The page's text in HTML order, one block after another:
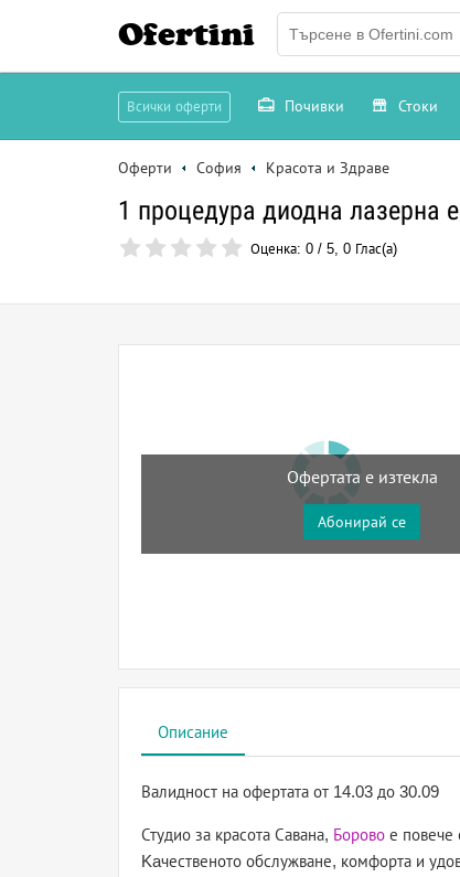
Ofertini
Всички оферти Почивки Стоки
Оферти София Красота и Здраве
1 процедура диодна лазерна
Оценка: 0 / 5, 0 Глас(а)
Офертата е изтекла
Абонирай се
Описание
Валидност на офертата от 14.03 до 30.09
Студио за красота Савана, Борово е повече
Kaчественото обслужване, комфорта и